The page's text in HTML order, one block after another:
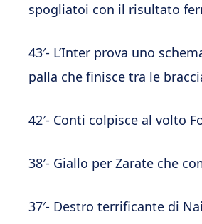
spogliatoi con il risultato
43′- L’Inter prova uno
palla che finisce tra le
42′- Conti colpisce al volto
38′- Giallo per Zarate che
37′- Destro terrificante di